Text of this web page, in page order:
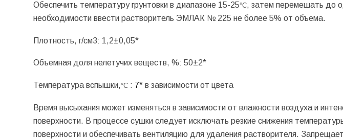
Обеспечить температуру грунтовки в диапазоне 15-25°C, затем перемешать до
необходимости ввести растворитель ЭМЛАК № 225 не более 5% от объема.
Плотность, г/см3: 1,2±0,05*
Объемная доля нелетучих веществ, %: 50±2*
Температура вспышки,°C : 7* в зависимости от цвета
Время высыхания может изменяться в зависимости от влажности воздуха и
поверхности. В процессе сушки следует исключать резкие снижения
поверхности и обеспечивать вентиляцию для удаления растворителя.